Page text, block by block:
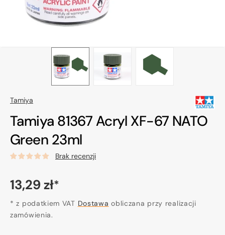
Tamiya
Tamiya 81367 Acryl XF-67 NATO
Green 23ml
Brak recenzji
Cena
regularna
13,29 zł*
* z podatkiem VAT Dostawa obliczana przy realizacji
zamówienia.